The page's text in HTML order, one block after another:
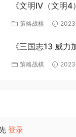
《文明IV（文明
网盘资源
策略战棋
《三国志13 威
四夷六国+全
策略战棋
登录